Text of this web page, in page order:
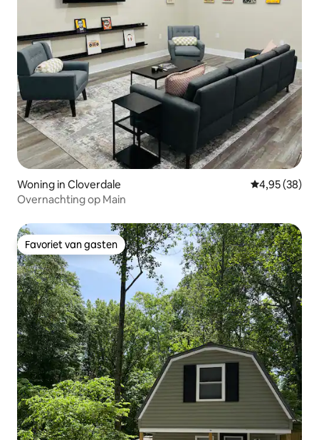
Woning in Cloverdale Gemiddelde
4,95 (38)
Overnachting op Main
Favoriet van gasten
Favoriet van gasten